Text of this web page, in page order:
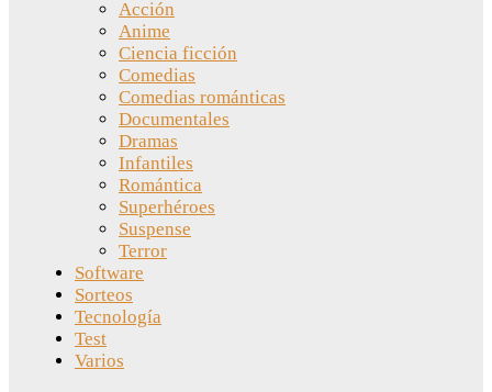
Acción
Anime
Ciencia ficción
Comedias
Comedias románticas
Documentales
Dramas
Infantiles
Romántica
Superhéroes
Suspense
Terror
Software
Sorteos
Tecnología
Test
Varios